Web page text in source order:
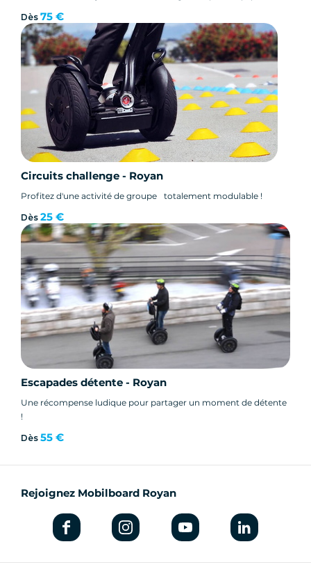
Dès 75 €
Circuits challenge - Royan
Profitez d'une activité de groupe totalement modulable !
Dès 25 €
Escapades détente - Royan
Une récompense ludique pour partager un moment de détente
!
Dès 55 €
Rejoignez Mobilboard Royan